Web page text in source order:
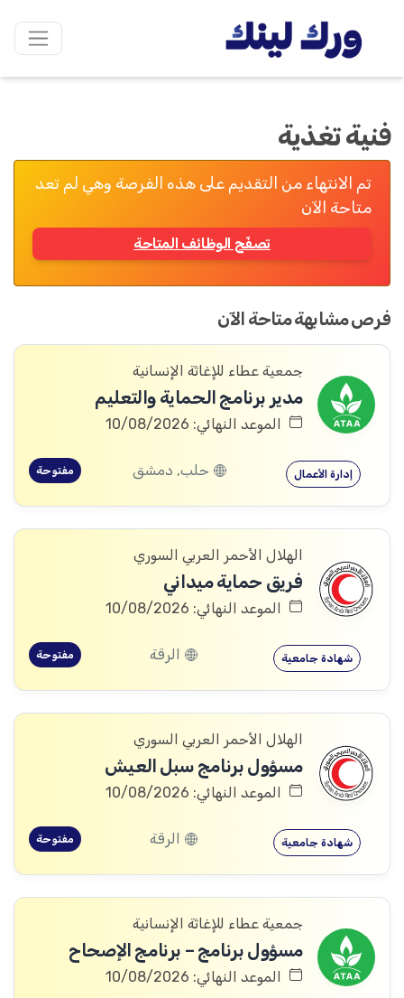
فنية تغذية
تم الانتهاء من التقديم على هذه الفرصة وهي لم تعد
متاحة الآن
تصفّح الوظائف المتاحة
فرص مشابهة متاحة الآن
جمعية عطاء للإغاثة الإنسانية
مدير برنامج الحماية والتعليم
الموعد النهائي: 10/08/2026
إدارة الأعمال حلب, دمشق مفتوحة
الهلال الأحمر العربي السوري
فريق حماية ميداني
الموعد النهائي: 10/08/2026
شهادة جامعية الرقة مفتوحة
الهلال الأحمر العربي السوري
مسؤول برنامج سبل العيش
الموعد النهائي: 10/08/2026
شهادة جامعية الرقة مفتوحة
جمعية عطاء للإغاثة الإنسانية
مسؤول برنامج – برنامج الإصحاح
الموعد النهائي: 10/08/2026